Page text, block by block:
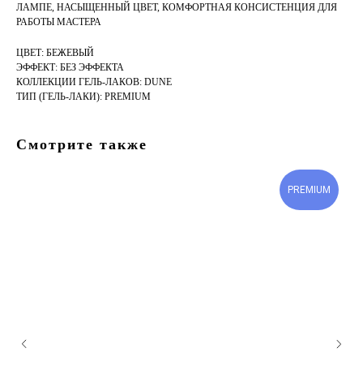
ЛАМПЕ, НАСЫЩЕННЫЙ ЦВЕТ, КОМФОРТНАЯ КОНСИСТЕНЦИЯ ДЛЯ
РАБОТЫ МАСТЕРА
ЦВЕТ: БЕЖЕВЫЙ
ЭФФЕКТ: БЕЗ ЭФФЕКТА
КОЛЛЕКЦИИ ГЕЛЬ-ЛАКОВ: DUNE
ТИП (ГЕЛЬ-ЛАКИ): PREMIUM
Смотрите также
PREMIUM